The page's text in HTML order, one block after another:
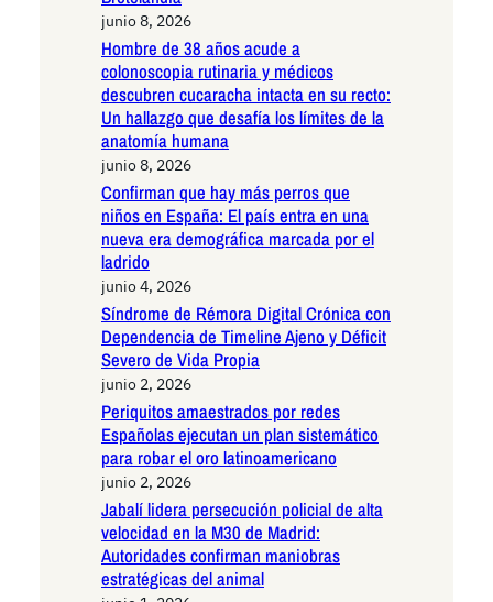
junio 8, 2026
Hombre de 38 años acude a
colonoscopia rutinaria y médicos
descubren cucaracha intacta en su recto:
Un hallazgo que desafía los límites de la
anatomía humana
junio 8, 2026
Confirman que hay más perros que
niños en España: El país entra en una
nueva era demográfica marcada por el
ladrido
junio 4, 2026
Síndrome de Rémora Digital Crónica con
Dependencia de Timeline Ajeno y Déficit
Severo de Vida Propia
junio 2, 2026
Periquitos amaestrados por redes
Españolas ejecutan un plan sistemático
para robar el oro latinoamericano
junio 2, 2026
Jabalí lidera persecución policial de alta
velocidad en la M30 de Madrid:
Autoridades confirman maniobras
estratégicas del animal